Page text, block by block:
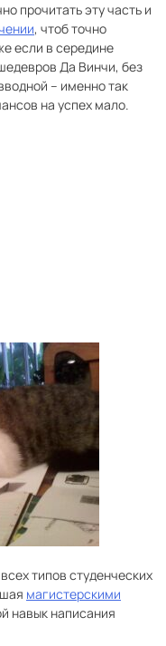
прочитать эту часть и
, чтоб точно
если в середине
Да Винчи, без
– именно так
на успех мало.
типов студенческих
магистерскими
навык написания